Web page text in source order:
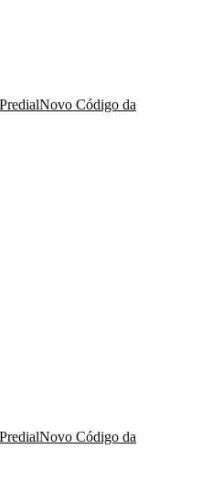
Novo Código da
Novo Código da